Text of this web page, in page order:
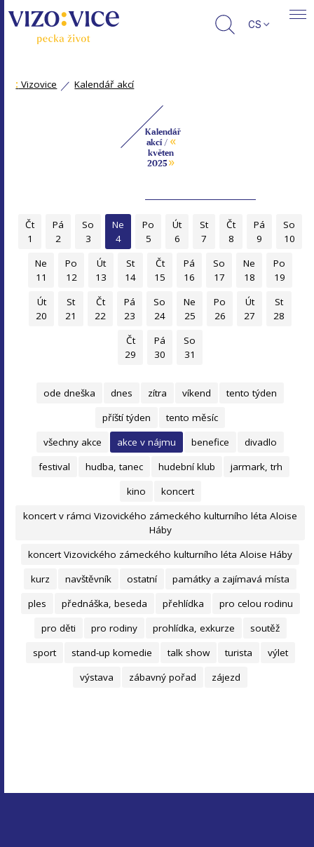
CS
: Vizovice Kalendář akcí
Kalendář
akcí / «
květen
2025»
Čt
1
Pá
2
So
3
Ne
4
Po
5
Út
6
St
7
Čt
8
Pá
9
So
10
Ne
11
Po
12
Út
13
St
14
Čt
15
Pá
16
So
17
Ne
18
Po
19
Út
20
St
21
Čt
22
Pá
23
So
24
Ne
25
Po
26
Út
27
St
28
Čt
29
Pá
30
So
31
ode dneška dnes zítra víkend
tento týden
příští týden
tento měsíc
všechny akce
akce v nájmu benefice
divadlo
festival
hudba, tanec hudební klub
jarmark, trh
kino
koncert
koncert v rámci Vizovického zámeckého kulturního léta Aloise
Háby
koncert Vizovického zámeckého kulturního léta Aloise Háby
kurz
navštěvník ostatní
památky a zajímavá místa
ples
přednáška, beseda přehlídka
pro celou rodinu
pro děti
pro rodiny prohlídka, exkurze
soutěž
sport
stand-up komedie talk show turista
výlet
výstava
zábavný pořad zájezd